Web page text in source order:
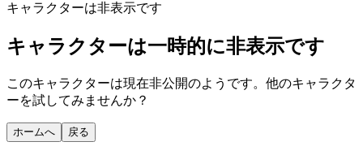
キャラクターは非表示です
キャラクターは一時的に非表示です
このキャラクターは現在非公開のようです。他のキャラクタ
ーを試してみませんか？
ホームへ 戻る